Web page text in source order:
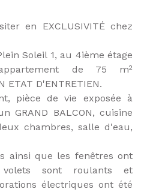
en EXCLUSIVITÉ chez
Soleil 1, au 4ième étage
appartement de 75 m²
ETAT D'ENTRETIEN.
pièce de vie exposée à
GRAND BALCON, cuisine
chambres, salle d'eau,
ainsi que les fenêtres ont
sont roulants et
électriques ont été